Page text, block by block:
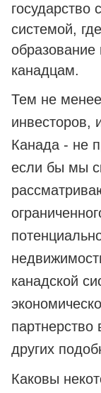
государство
системой,
образование
канадцам.
Тем не
инвесторов,
Канада - не
если бы мы
канадской
других
Каковы